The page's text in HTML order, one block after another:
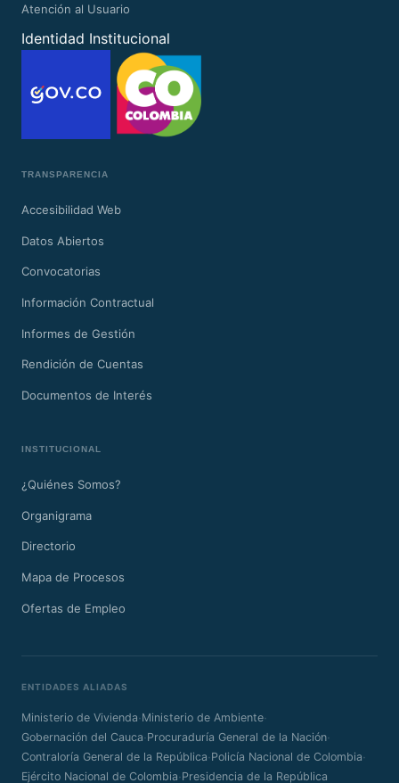
Atención al Usuario
Identidad Institucional
TRANSPARENCIA
Accesibilidad Web
Datos Abiertos
Convocatorias
Información Contractual
Informes de Gestión
Rendición de Cuentas
Documentos de Interés
INSTITUCIONAL
¿Quiénes Somos?
Organigrama
Directorio
Mapa de Procesos
Ofertas de Empleo
ENTIDADES ALIADAS
Ministerio de Vivienda·Ministerio de Ambiente·
Gobernación del Cauca·Procuraduría General de la Nación·
Contraloría General de la República·Policía Nacional de Colombia·
Ejército Nacional de Colombia·Presidencia de la República